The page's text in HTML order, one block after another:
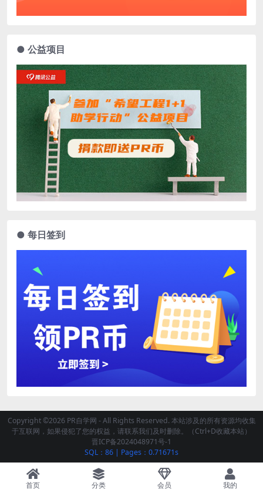
● 公益项目
● 每日签到
Copyright ©2026 PR自学网 - All Rights Reserved. 本站涉及的所有资源均收集
于互联网，如果侵犯了您的权益，请联系我们及时删除。（Ctrl+D收藏本站）
晋ICP备2024048971号-1
SQL：86 | Pages：0.71671s
首页 分类 会员 我的